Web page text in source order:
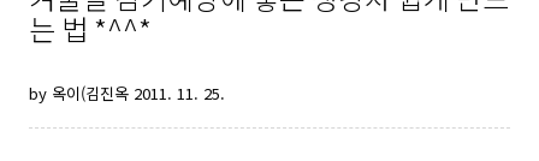
는 법 *^^*
by 옥이(김진옥 2011. 11. 25.